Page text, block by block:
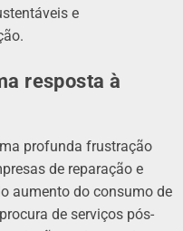
​​e
resposta à
profunda frustração
de reparação e
aumento do consumo de
de serviços pós-